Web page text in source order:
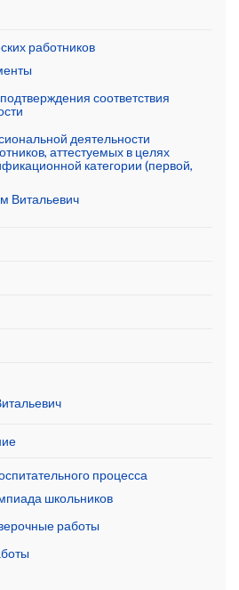
работников
соответствия
деятельности
аттестуемых в целях
категории (первой,
Витальевич
процесса
школьников
работы